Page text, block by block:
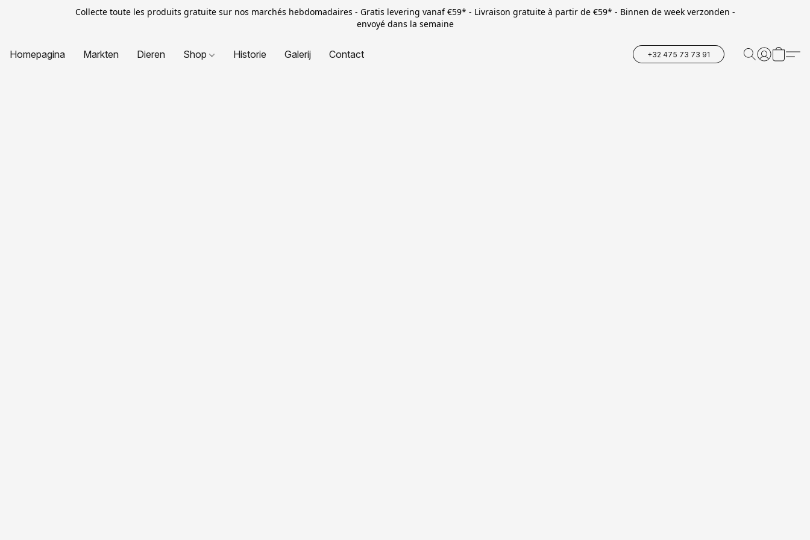
Collecte toute les produits gratuite sur nos marchés hebdomadaires - Gratis levering vanaf €59* - Livraison gratuite à partir de €59* - Binnen de week verzonden -
envoyé dans la semaine
Homepagina Markten Dieren Shop Historie Galerij Contact +32 475 73 73 91